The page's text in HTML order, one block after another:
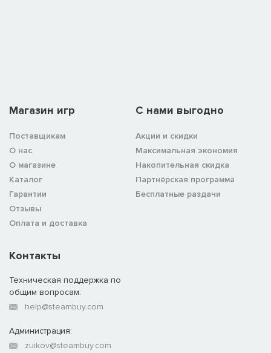
Магазин игр
Поставщикам
О нас
О магазине
Каталог
Гарантии
Отзывы
Оплата и доставка
C нами выгодно
Акции и скидки
Максимальная экономия
Накопительная скидка
Партнёрская программа
Бесплатные раздачи
Контакты
Техническая поддержка по
общим вопросам:
help@steambuy.com
Администрация:
zuikov@steambuy.com